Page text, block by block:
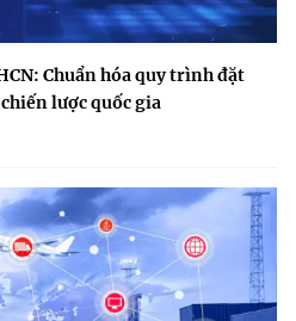
Chuẩn hóa quy trình đặt
lược quốc gia